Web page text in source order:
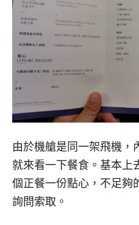
由於機艙是同一架飛機，
就來看一下餐食。基本上
個正餐一份點心，不足夠
詢問索取。